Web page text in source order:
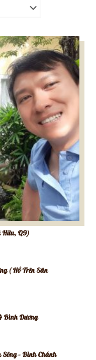
Hữu, Q9)
( Hồ Trên Sân
Bình Dương
Sông – Bình Chánh